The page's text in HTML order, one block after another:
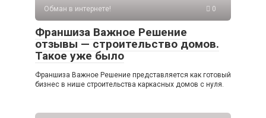
Обман в интернете! 0
Франшиза Важное Решение
отзывы — строительство домов.
Такое уже было
Франшиза Важное Решение представляется как готовый
бизнес в нише строительства каркасных домов с нуля.